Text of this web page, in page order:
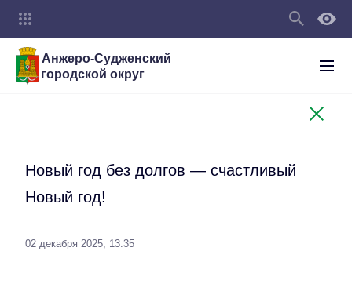
Анжеро-Судженский
городской округ
Новый год без долгов — счастливый
Новый год!
02 декабря 2025, 13:35